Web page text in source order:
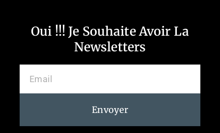
Oui !!! Je Souhaite Avoir La
Newsletters
Envoyer